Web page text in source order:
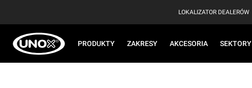
LOKALIZATOR DEALERÓW
PRODUKTY ZAKRESY AKCESORIA SEKTORY